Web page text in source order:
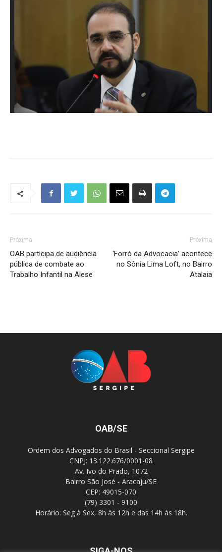
Próxima
OAB participa de audiência
pública de combate ao
Trabalho Infantil na Alese
Próxima
‘Forró da Advocacia’ acontece
no Sônia Lima Loft, no Bairro
Atalaia
OAB/SE
Ordem dos Advogados do Brasil - Seccional Sergipe
CNPJ: 13.122.676/0001-08
Av. Ivo do Prado, 1072
Bairro São José - Aracaju/SE
CEP: 49015-070
(79) 3301 - 9100
Horário: Seg à Sex, 8h às 12h e das 14h às 18h.